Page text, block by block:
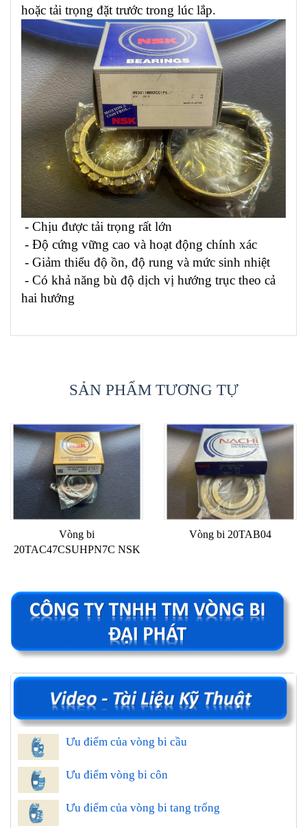
hoặc tải trọng đặt trước trong lúc lắp.
- Chịu được tải trọng rất lớn
- Độ cứng vững cao và hoạt động chính xác
- Giảm thiểu độ ồn, độ rung và mức sinh nhiệt
- Có khả năng bù độ dịch vị hướng trục theo cả
hai hướng
SẢN PHẨM TƯƠNG TỰ
Vòng bi
20TAC47CSUHPN7C NSK
Vòng bi 20TAB04
Ưu điểm của vòng bi cầu
Ưu điểm vòng bi côn
Ưu điểm của vòng bi tang trống